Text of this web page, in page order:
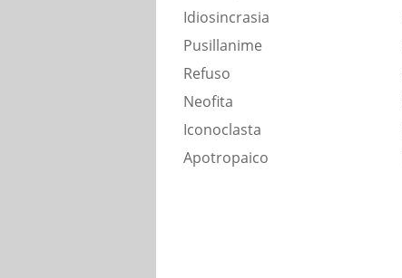
Idiosincrasia
Pusillanime
Refuso
Neofita
Iconoclasta
Apotropaico